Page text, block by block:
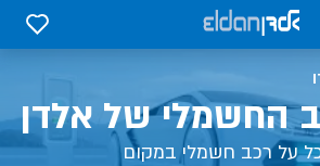
0
החשמלי של אלדן
על רכב חשמלי במקום